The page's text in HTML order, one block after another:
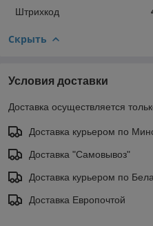
Штрихкод
Скрыть
Условия доставки
Доставка осуществляется
Доставка курьером по
Доставка "Самовывоз"
Доставка курьером по
Доставка Европочтой